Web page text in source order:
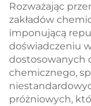
Rozważając
zakładów
imponującą
doświadczeniu
dostosowanych
chemicznego,
próżniowych,